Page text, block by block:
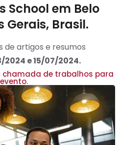
School em Belo
Gerais, Brasil.
de artigos e resumos
2024 e 15/07/2024.
chamada de trabalhos para